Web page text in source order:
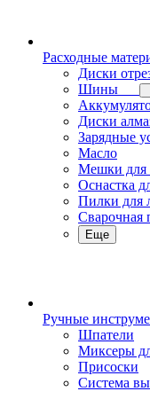
Расходные
Диски
Шины
Диски
Зарядные
Масло
Мешки для
Оснастка
Пилки для
Сварочная
Еще
Ручные
Шпатели
Миксеры
Присоски
Система